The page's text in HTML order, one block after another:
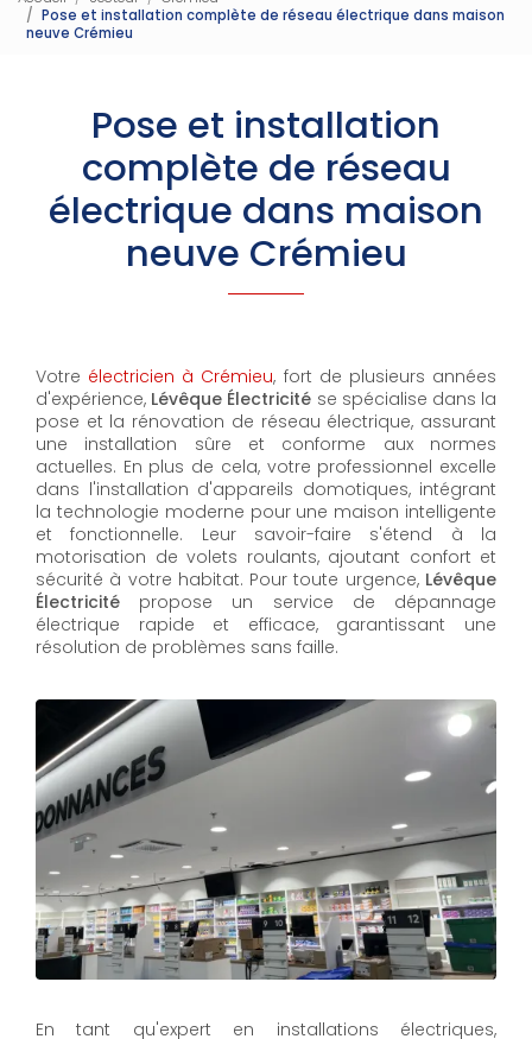
Pose et installation complète de réseau électrique dans maison
neuve Crémieu
Pose et installation
complète de réseau
électrique dans maison
neuve Crémieu
Votre électricien à Crémieu, fort de plusieurs années
d'expérience, Lévêque Électricité se spécialise dans la
pose et la rénovation de réseau électrique, assurant
une installation sûre et conforme aux normes
actuelles. En plus de cela, votre professionnel excelle
dans l'installation d'appareils domotiques, intégrant
la technologie moderne pour une maison intelligente
et fonctionnelle. Leur savoir-faire s'étend à la
motorisation de volets roulants, ajoutant confort et
sécurité à votre habitat. Pour toute urgence, Lévêque
Électricité propose un service de dépannage
électrique rapide et efficace, garantissant une
résolution de problèmes sans faille.
En tant qu'expert en installations électriques,